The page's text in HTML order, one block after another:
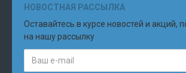
НОВОСТНАЯ РАССЫЛКА
Оставайтесь в курсе новостей и акций,
на нашу рассылку